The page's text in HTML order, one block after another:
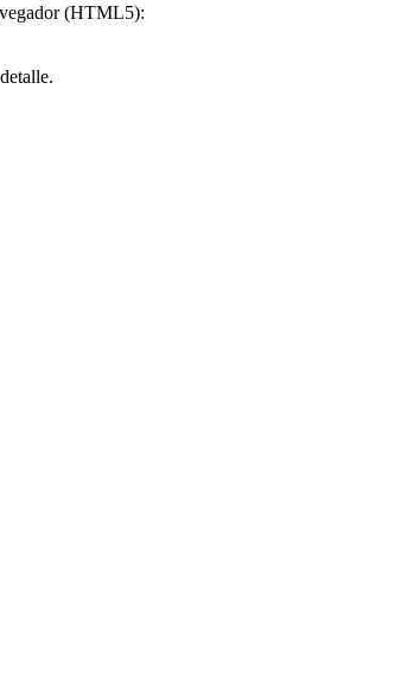
(HTML5):